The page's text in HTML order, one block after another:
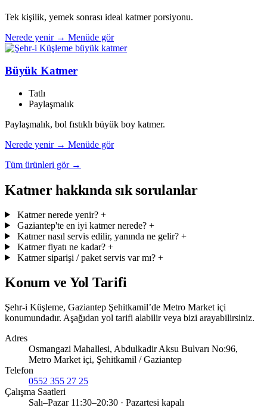
Tek kişilik, yemek sonrası ideal katmer porsiyonu.
Nerede yenir → Menüde gör
Büyük Katmer
Tatlı
Paylaşmalık
Paylaşmalık, bol fıstıklı büyük boy katmer.
Nerede yenir → Menüde gör
Tüm ürünleri gör →
Katmer hakkında sık sorulanlar
Katmer nerede yenir? +
Gaziantep'te en iyi katmer nerede? +
Katmer nasıl servis edilir, yanında ne gelir? +
Katmer fiyatı ne kadar? +
Katmer siparişi / paket servis var mı? +
Konum ve Yol Tarifi
Şehr-i Küşleme, Gaziantep Şehitkamil’de Metro Market içi
konumundadır. Aşağıdan yol tarifi alabilir veya bizi arayabilirsiniz.
Adres
Osmangazi Mahallesi, Abdulkadir Aksu Bulvarı No:96,
Metro Market içi, Şehitkamil / Gaziantep
Telefon
0552 355 27 25
Çalışma Saatleri
Salı–Pazar 11:30–20:30 · Pazartesi kapalı